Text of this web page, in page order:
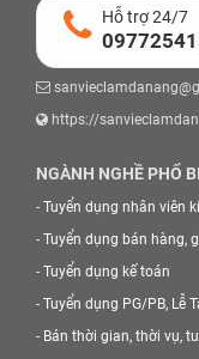
Hỗ trợ 24/7
https://
NGÀNH NGHỀ PHỔ
- Tuyển dụng nhân viên
- Tuyển dụng bán hàng,
- Tuyển dụng kế toán
- Tuyển dụng PG/PB, Lễ
- Bán thời gian, thời vụ,